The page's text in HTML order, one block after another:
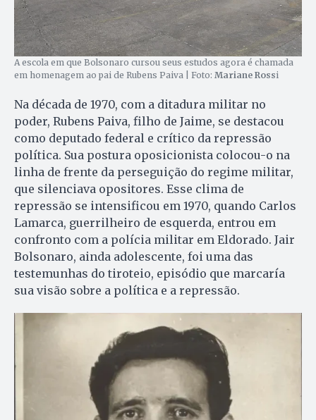
A escola em que Bolsonaro cursou seus estudos agora é chamada
em homenagem ao pai de Rubens Paiva | Foto: Mariane Rossi
Na década de 1970, com a ditadura militar no
poder, Rubens Paiva, filho de Jaime, se destacou
como deputado federal e crítico da repressão
política. Sua postura oposicionista colocou-o na
linha de frente da perseguição do regime militar,
que silenciava opositores. Esse clima de
repressão se intensificou em 1970, quando Carlos
Lamarca, guerrilheiro de esquerda, entrou em
confronto com a polícia militar em Eldorado. Jair
Bolsonaro, ainda adolescente, foi uma das
testemunhas do tiroteio, episódio que marcaría
sua visão sobre a política e a repressão.